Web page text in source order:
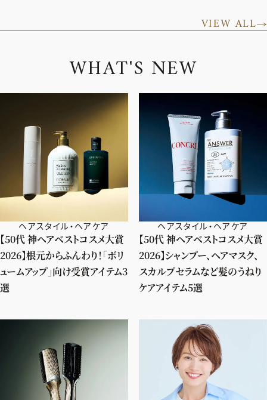
VIEW ALL
WHAT'S NEW
ヘアスタイル・ヘアケア
【50代 神ヘアベストコスメ大賞
2026】根元からふんわり！「ボリ
ュームアップ」向け受賞アイテム3
選
ヘアスタイル・ヘアケア
【50代 神ヘアベストコスメ大賞
2026】シャンプー、ヘアマスク、
スカルプセラムなど髪のうねり
ケアアイテム5選